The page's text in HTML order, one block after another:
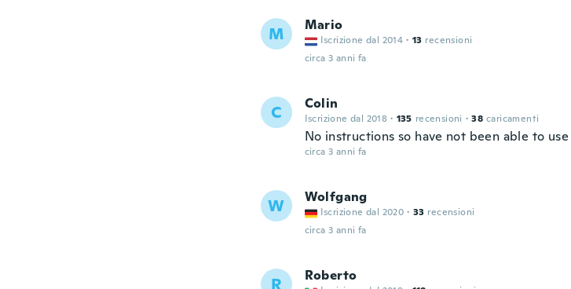
M Mario
Iscrizione dal 2014 · 13 recensioni
circa 3 anni fa
C Colin
Iscrizione dal 2018 · 135 recensioni · 38 caricamenti
No instructions so have not been able to use
circa 3 anni fa
W Wolfgang
Iscrizione dal 2020 · 33 recensioni
circa 3 anni fa
R Roberto